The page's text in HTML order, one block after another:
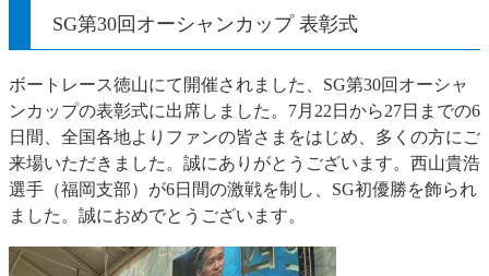
SG第30回オーシャンカップ 表彰式
ボートレース徳山にて開催されました、SG第30回オーシャ
ンカップの表彰式に出席しました。7月22日から27日までの6
日間、全国各地よりファンの皆さまをはじめ、多くの方にご
来場いただきました。誠にありがとうございます。西山貴浩
選手（福岡支部）が6日間の激戦を制し、SG初優勝を飾られ
ました。誠におめでとうございます。